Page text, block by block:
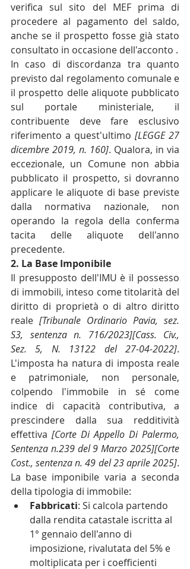
verifica sul sito del MEF prima di
procedere al pagamento del saldo,
anche se il prospetto fosse già stato
consultato in occasione dell'acconto .
In caso di discordanza tra quanto
previsto dal regolamento comunale e
il prospetto delle aliquote pubblicato
sul portale ministeriale, il
contribuente deve fare esclusivo
riferimento a quest'ultimo [LEGGE 27
dicembre 2019, n. 160]. Qualora, in via
eccezionale, un Comune non abbia
pubblicato il prospetto, si dovranno
applicare le aliquote di base previste
dalla normativa nazionale, non
operando la regola della conferma
tacita delle aliquote dell'anno
precedente.
2. La Base Imponibile
Il presupposto dell'IMU è il possesso
di immobili, inteso come titolarità del
diritto di proprietà o di altro diritto
reale [Tribunale Ordinario Pavia, sez.
S3, sentenza n. 716/2023][Cass. Civ.,
Sez. 5, N. 13122 del 27-04-2022].
L'imposta ha natura di imposta reale
e patrimoniale, non personale,
colpendo l'immobile in sé come
indice di capacità contributiva, a
prescindere dalla sua redditività
effettiva [Corte Di Appello Di Palermo,
Sentenza n.239 del 9 Marzo 2025][Corte
Cost., sentenza n. 49 del 23 aprile 2025].
La base imponibile varia a seconda
della tipologia di immobile:
Fabbricati: Si calcola partendo
dalla rendita catastale iscritta al
1° gennaio dell'anno di
imposizione, rivalutata del 5% e
moltiplicata per i coefficienti